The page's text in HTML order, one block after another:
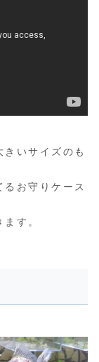
いサイズのも
お守りケース
す。